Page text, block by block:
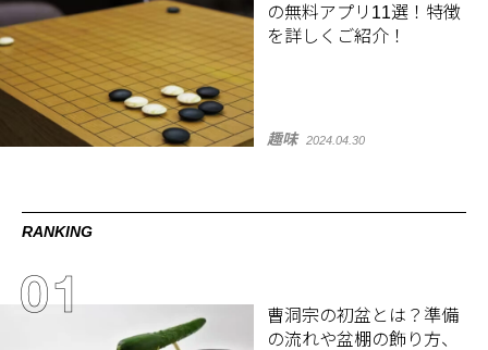
の無料アプリ11選！特徴
を詳しくご紹介！
趣味 2024.04.30
RANKING
曹洞宗の初盆とは？準備
の流れや盆棚の飾り方、